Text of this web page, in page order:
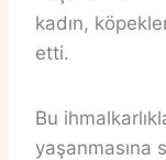
kadın,
etti.
Bu
yaşanmasına